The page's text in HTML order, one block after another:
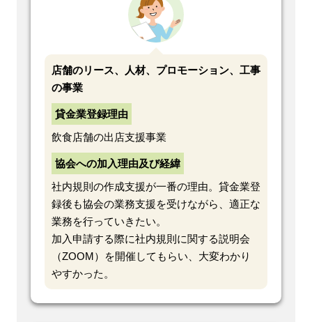
店舗のリース、人材、プロモーション、工事
の事業
貸金業登録理由
飲食店舗の出店支援事業
協会への加入理由及び経緯
社内規則の作成支援が一番の理由。貸金業登
録後も協会の業務支援を受けながら、適正な
業務を行っていきたい。
加入申請する際に社内規則に関する説明会
（ZOOM）を開催してもらい、大変わかり
やすかった。